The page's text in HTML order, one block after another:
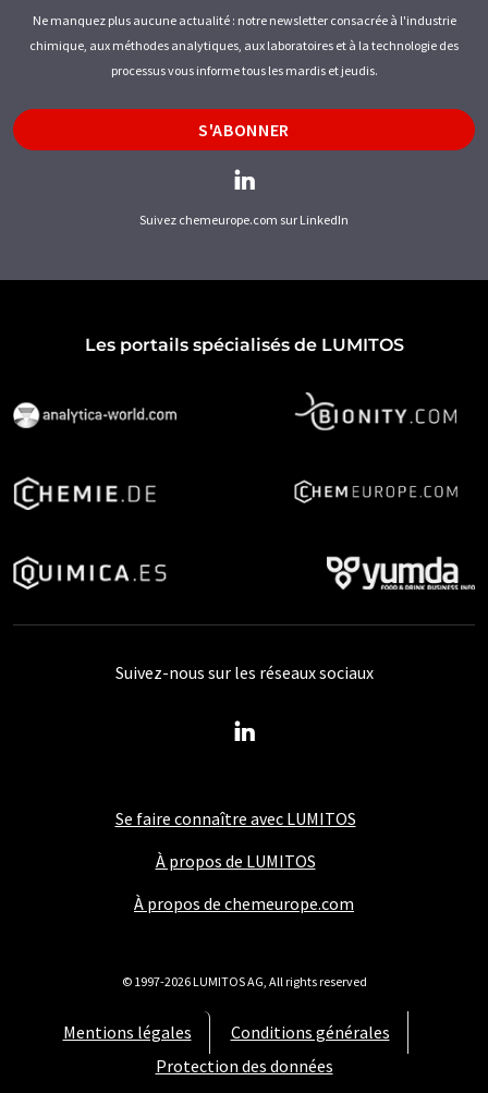
Ne manquez plus aucune actualité : notre newsletter consacrée à l'industrie
chimique, aux méthodes analytiques, aux laboratoires et à la technologie des
processus vous informe tous les mardis et jeudis.
S'ABONNER
Suivez chemeurope.com sur LinkedIn
Les portails spécialisés de LUMITOS
Se faire connaître avec LUMITOS
À propos de LUMITOS
À propos de chemeurope.com
Mentions légales
Conditions générales
Protection des données
Suivez-nous sur les réseaux sociaux
© 1997-2026 LUMITOS AG, All rights reserved